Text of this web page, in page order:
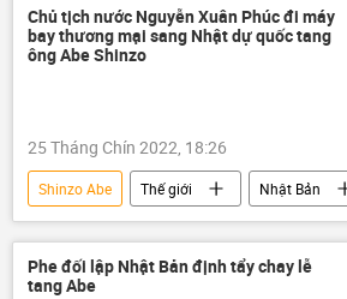
Tác giả
Chính trị
Thế giới
Vụ ám sát cựu Thủ tướng Nhật Bản Shinzo Abe
Chủ tịch nước Nguyễn Xuân Phúc đi máy
bay thương mại sang Nhật dự quốc tang
ông Abe Shinzo
25 Tháng Chín 2022, 18:26
Shinzo Abe Thế giới
Nhật Bản
Vụ ám sát cựu Thủ tướng Nhật Bản Shinzo Abe
Việt Nam
Nguyễn Xuân Phúc
Phe đối lập Nhật Bản định tẩy chay lễ
tang Abe